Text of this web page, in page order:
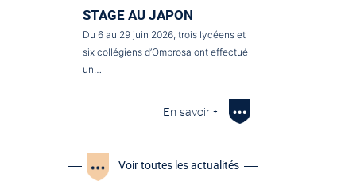
STAGE AU JAPON
Du 6 au 29 juin 2026, trois lycéens et
six collégiens d’Ombrosa ont effectué
un…
En savoir +
Voir toutes les actualités